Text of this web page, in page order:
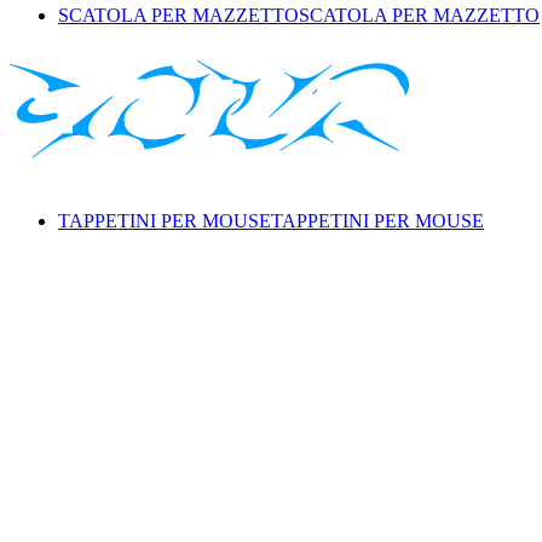
SCATOLA PER MAZZETTOSCATOLA PER MAZZETTO
TAPPETINI PER MOUSETAPPETINI PER MOUSE